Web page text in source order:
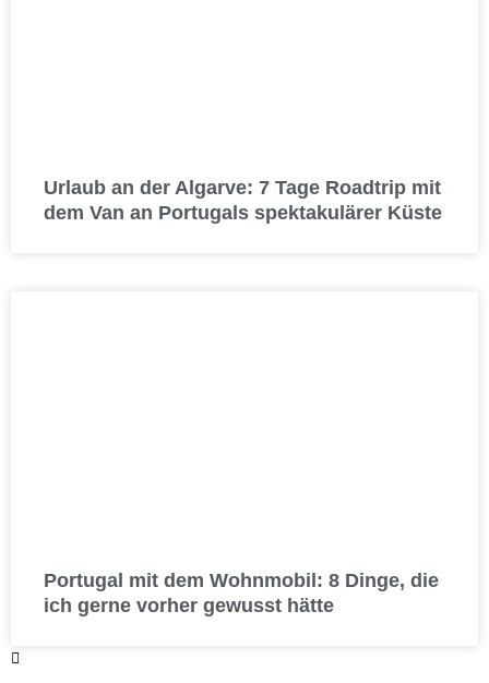
Urlaub an der Algarve: 7 Tage Roadtrip mit
dem Van an Portugals spektakulärer Küste
Portugal mit dem Wohnmobil: 8 Dinge, die
ich gerne vorher gewusst hätte